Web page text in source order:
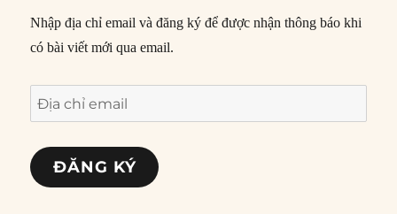
Nhập địa chỉ email và đăng ký để được nhận thông báo khi
có bài viết mới qua email.
Địa
chỉ
email
ĐĂNG KÝ